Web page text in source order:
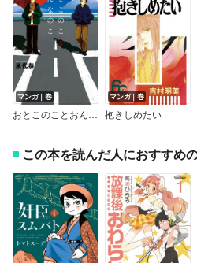
マンガ｜巻
おとこのことおんなのこ
マンガ｜巻
抱きしめたい
この本を読んだ人におすすめ